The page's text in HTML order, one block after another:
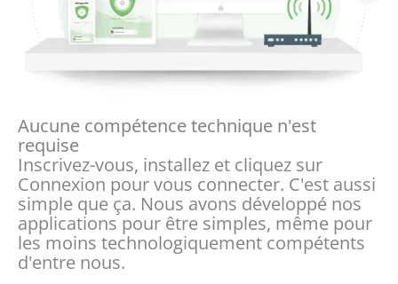
Aucune compétence technique n'est
requise
Inscrivez-vous, installez et cliquez sur
Connexion pour vous connecter. C'est aussi
simple que ça. Nous avons développé nos
applications pour être simples, même pour
les moins technologiquement compétents
d'entre nous.